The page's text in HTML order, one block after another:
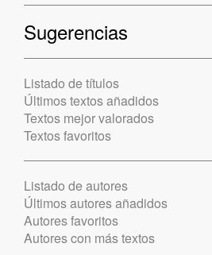
Sugerencias
Listado de títulos
Últimos textos añadidos
Textos mejor valorados
Textos favoritos
Listado de autores
Últimos autores añadidos
Autores favoritos
Autores con más textos